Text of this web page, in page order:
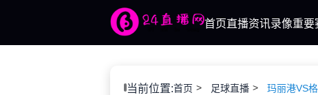
首页直播资讯录像重要
当前位置:首页 足球直播 玛丽港VS